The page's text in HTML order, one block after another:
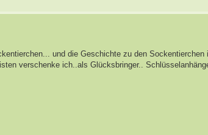
und die Geschichte zu den Sockentierchen
verschenke ich..als Glücksbringer..